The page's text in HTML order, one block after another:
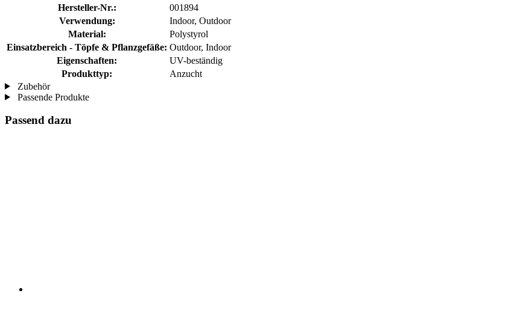
Hersteller-Nr.:
001894
Verwendung:
Indoor, Outdoor
Material:
Polystyrol
Einsatzbereich - Töpfe & Pflanzgefäße: Outdoor, Indoor
Eigenschaften:
UV-beständig
Produkttyp:
Anzucht
Zubehör
Passende Produkte
Passend dazu